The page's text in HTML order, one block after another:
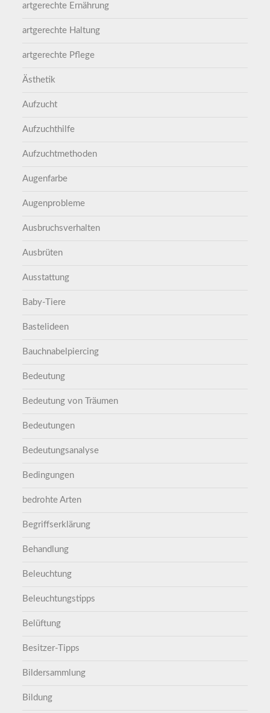
artgerechte Ernährung
artgerechte Haltung
artgerechte Pflege
Ästhetik
Aufzucht
Aufzuchthilfe
Aufzuchtmethoden
Augenfarbe
Augenprobleme
Ausbruchsverhalten
Ausbrüten
Ausstattung
Baby-Tiere
Bastelideen
Bauchnabelpiercing
Bedeutung
Bedeutung von Träumen
Bedeutungen
Bedeutungsanalyse
Bedingungen
bedrohte Arten
Begriffserklärung
Behandlung
Beleuchtung
Beleuchtungstipps
Belüftung
Besitzer-Tipps
Bildersammlung
Bildung